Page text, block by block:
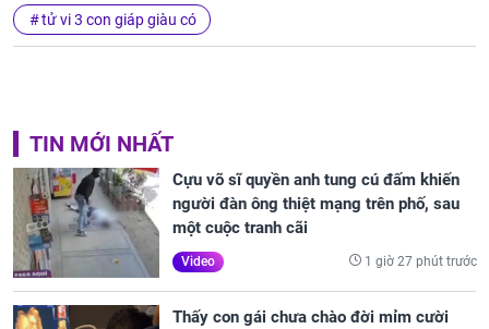
tử vi 3 con giáp giàu có
TIN MỚI NHẤT
Cựu võ sĩ quyền anh tung cú đấm khiến
người đàn ông thiệt mạng trên phố, sau
một cuộc tranh cãi
Video 1 giờ 27 phút trước
Thấy con gái chưa chào đời mỉm cười